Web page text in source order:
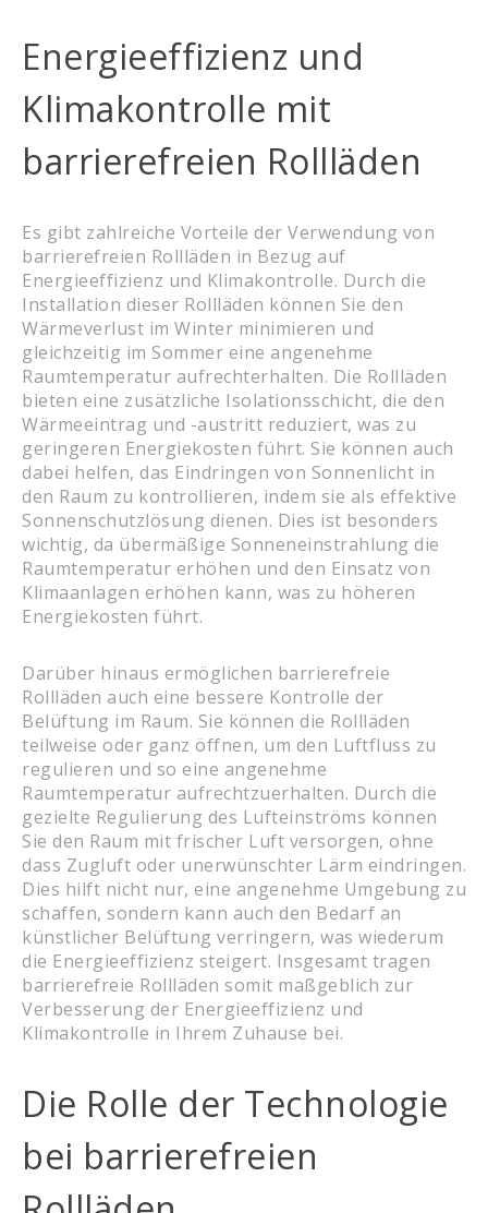
Energieeffizienz und
Klimakontrolle mit
barrierefreien Rollläden
Es gibt zahlreiche Vorteile der Verwendung von
barrierefreien Rollläden in Bezug auf
Energieeffizienz und Klimakontrolle. Durch die
Installation dieser Rollläden können Sie den
Wärmeverlust im Winter minimieren und
gleichzeitig im Sommer eine angenehme
Raumtemperatur aufrechterhalten. Die Rollläden
bieten eine zusätzliche Isolationsschicht, die den
Wärmeeintrag und -austritt reduziert, was zu
geringeren Energiekosten führt. Sie können auch
dabei helfen, das Eindringen von Sonnenlicht in
den Raum zu kontrollieren, indem sie als effektive
Sonnenschutzlösung dienen. Dies ist besonders
wichtig, da übermäßige Sonneneinstrahlung die
Raumtemperatur erhöhen und den Einsatz von
Klimaanlagen erhöhen kann, was zu höheren
Energiekosten führt.
Darüber hinaus ermöglichen barrierefreie
Rollläden auch eine bessere Kontrolle der
Belüftung im Raum. Sie können die Rollläden
teilweise oder ganz öffnen, um den Luftfluss zu
regulieren und so eine angenehme
Raumtemperatur aufrechtzuerhalten. Durch die
gezielte Regulierung des Lufteinströms können
Sie den Raum mit frischer Luft versorgen, ohne
dass Zugluft oder unerwünschter Lärm eindringen.
Dies hilft nicht nur, eine angenehme Umgebung zu
schaffen, sondern kann auch den Bedarf an
künstlicher Belüftung verringern, was wiederum
die Energieeffizienz steigert. Insgesamt tragen
barrierefreie Rollläden somit maßgeblich zur
Verbesserung der Energieeffizienz und
Klimakontrolle in Ihrem Zuhause bei.
Die Rolle der Technologie
bei barrierefreien